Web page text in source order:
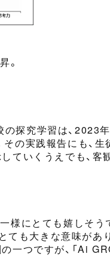
。
の探究学習は、2023
の実践報告にも、
ていくうえでも、客
一様にとても嬉しそう
ても大きな意味があ
一つですが、 「Ai